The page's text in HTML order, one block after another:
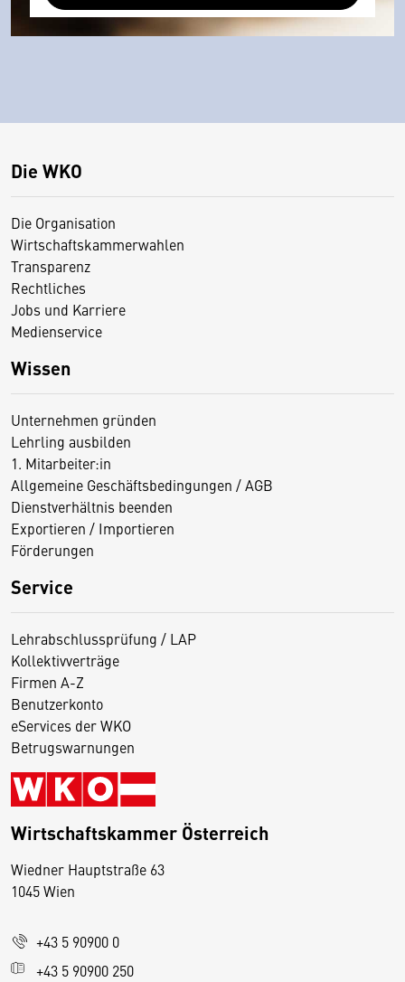
Die WKO
Die Organisation
Wirtschaftskammerwahlen
Transparenz
Rechtliches
Jobs und Karriere
Medienservice
Wissen
Unternehmen gründen
Lehrling ausbilden
1. Mitarbeiter:in
Allgemeine Geschäftsbedingungen / AGB
Dienstverhältnis beenden
Exportieren / Importieren
Förderungen
Service
Lehrabschlussprüfung / LAP
Kollektivverträge
Firmen A-Z
Benutzerkonto
eServices der WKO
Betrugswarnungen
Wirtschaftskammer Österreich
Wiedner Hauptstraße 63
1045 Wien
+43 5 90900 0
+43 5 90900 250
D
s
e